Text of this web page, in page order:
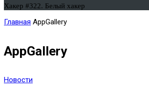
Хакер #322. Белый хакер
Главная AppGallery
AppGallery
Новости